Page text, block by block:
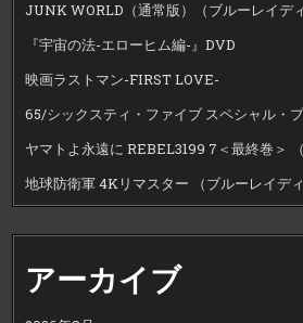
JUNK WORLD（通常版）（ブルーレイディ
『宇宙の法-エローヒム編-』DVD
映画ラストマン-FIRST LOVE-
65/シックスティ・ファイブ スペシャル・
ヤマトよ永遠に REBEL3199 7＜最終巻＞
地球防衛軍 4Kリマスター （ブルーレイディ
アーカイブ